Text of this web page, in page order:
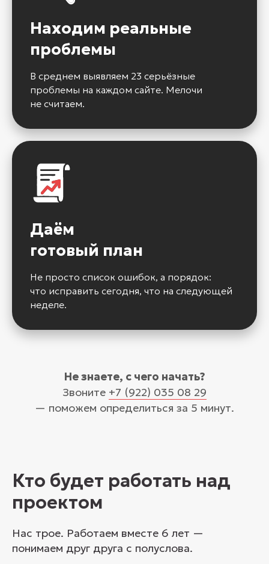
Находим реальные
проблемы
В среднем выявляем 23 серьёзные
проблемы на каждом сайте. Мелочи
не считаем.
Даём
готовый план
Не просто список ошибок, а порядок:
что исправить сегодня, что на следующей
неделе.
Не знаете, с чего начать?
Звоните +7 (922) 035 08 29
— поможем определиться за 5 минут.
Кто будет работать над
проектом
Нас трое. Работаем вместе 6 лет —
понимаем друг друга с полуслова.